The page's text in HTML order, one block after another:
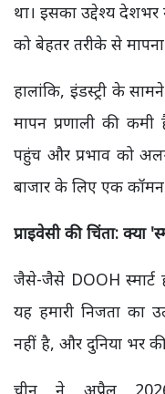
था। इसका उद्देश्य
को बेहतर तरीके से
हालांकि, इंडस्ट्री के
मापन प्रणाली की कमी
पहुंच और प्रभाव को
बाजार के लिए एक कॉमन
प्राइवेसी की चिंता: क्या '
जैसे-जैसे DOOH स्मार्ट
यह हमारी निजता का
नहीं है, और दुनिया भर
चीन ने अप्रैल